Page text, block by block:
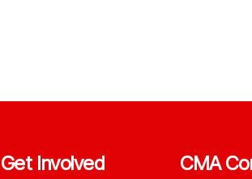
Get Involved
CMA